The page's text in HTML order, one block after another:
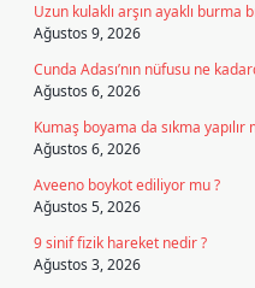
Uzun kulaklı arşın ayaklı burma
Ağustos 9, 2026
Cunda Adası’nın nüfusu ne
Ağustos 6, 2026
Kumaş boyama da sıkma yapılır
Ağustos 6, 2026
Aveeno boykot ediliyor mu ?
Ağustos 5, 2026
9 sinif fizik hareket nedir ?
Ağustos 3, 2026